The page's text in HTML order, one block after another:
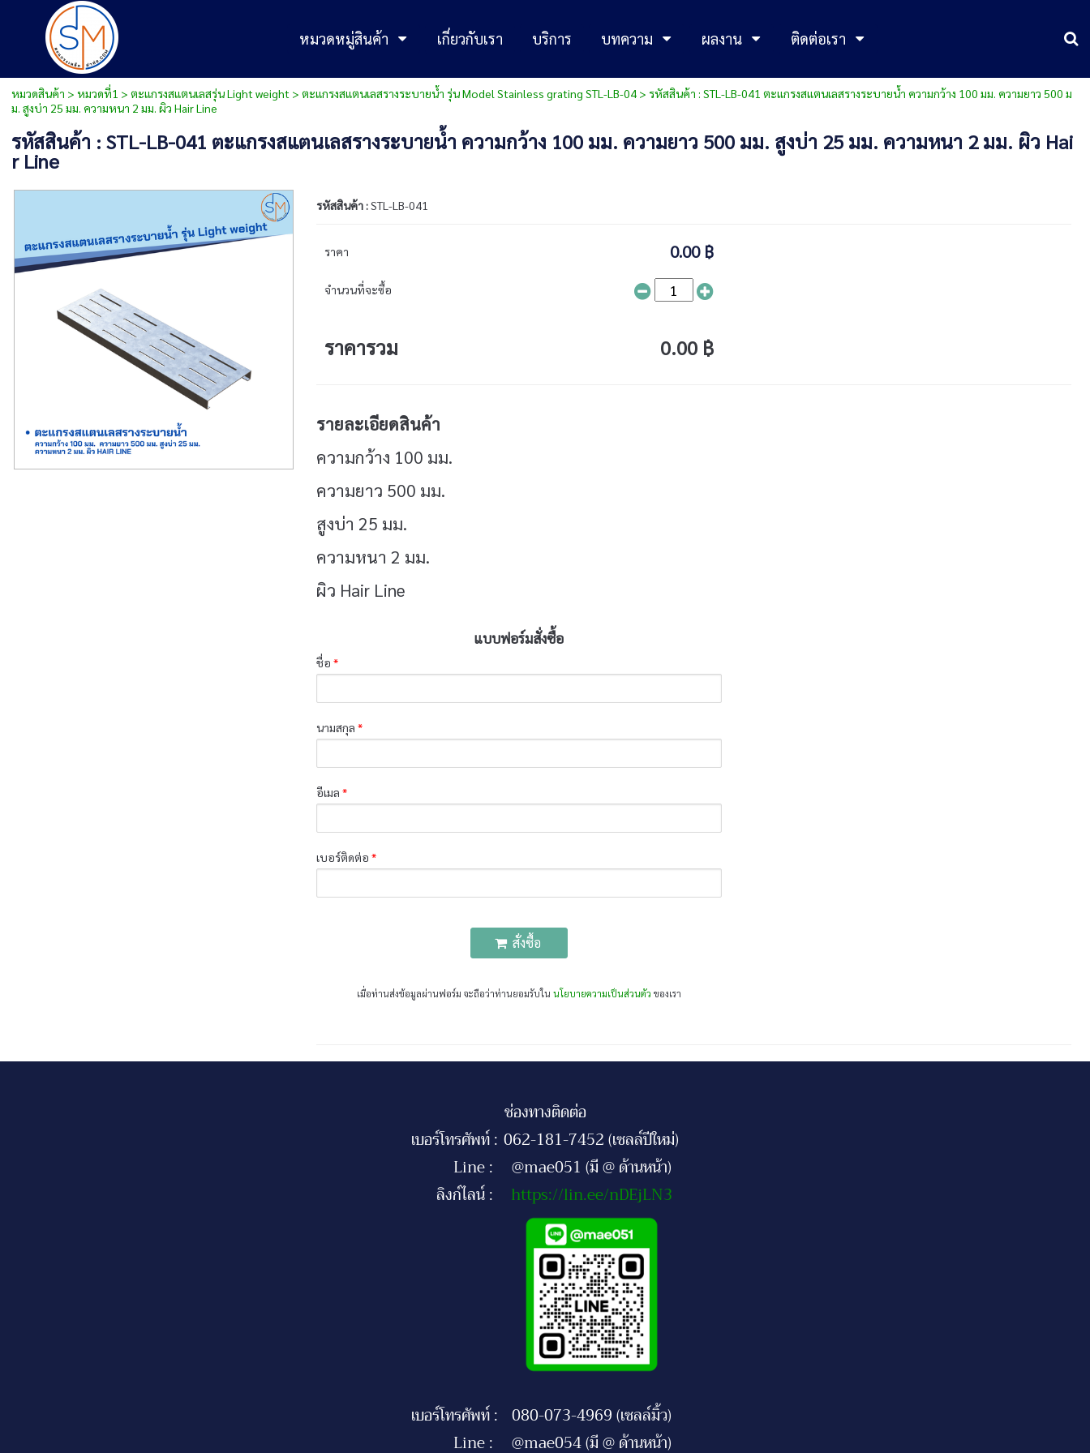
หมวดหมู่สินค้า เกี่ยวกับเรา บริการ บทความ ผลงาน ติดต่อเรา
หมวดสินค้า > หมวดที่1 > ตะแกรงสแตนเลสรุ่น Light weight > ตะแกรงสแตนเลสรางระบายน้ำ รุ่น Model Stainless grating STL-LB-04> รหัสสินค้า : STL-LB-041 ตะแกรงสแตนเลสรางระบายน้ำ ความกว้าง 100 มม. ความยาว 500 ม
ม. สูงบ่า 25 มม. ความหนา 2 มม. ผิว Hair Line
รหัสสินค้า : STL-LB-041 ตะแกรงสแตนเลสรางระบายน้ำ ความกว้าง 100 มม. ความยาว 500 มม. สูงบ่า 25 มม. ความหนา 2 มม. ผิว Hai
r Line
รหัสสินค้า :STL-LB-041
ราคา 0.00 ฿
จำนวนที่จะซื้อ
ราคารวม 0.00 ฿
รายละเอียดสินค้า
ความกว้าง 100 มม.
ความยาว 500 มม.
สูงบ่า 25 มม.
ความหนา 2 มม.
ผิว Hair Line
แบบฟอร์มสั่งซื้อ
ชื่อ *
นามสกุล *
อีเมล *
เบอร์ติดต่อ *
สั่งซื้อ
เมื่อท่านส่งข้อมูลผ่านฟอร์ม จะถือว่าท่านยอมรับใน นโยบายความเป็นส่วนตัว ของเรา
ช่องทางติดต่อ
เบอร์โทรศัพท์ : 062-181-7452 (เซลล์ปีใหม่)
Line :
@mae051 (มี @ ด้านหน้า)
ลิงก์ไลน์ :
https://lin.ee/nDEjLN3
เบอร์โทรศัพท์ : 080-073-4969 (เซลล์มิ้ว)
Line :
@mae054 (มี @ ด้านหน้า)